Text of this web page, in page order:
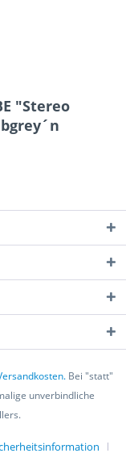
"Stereo
Bei "statt"
unverbindliche